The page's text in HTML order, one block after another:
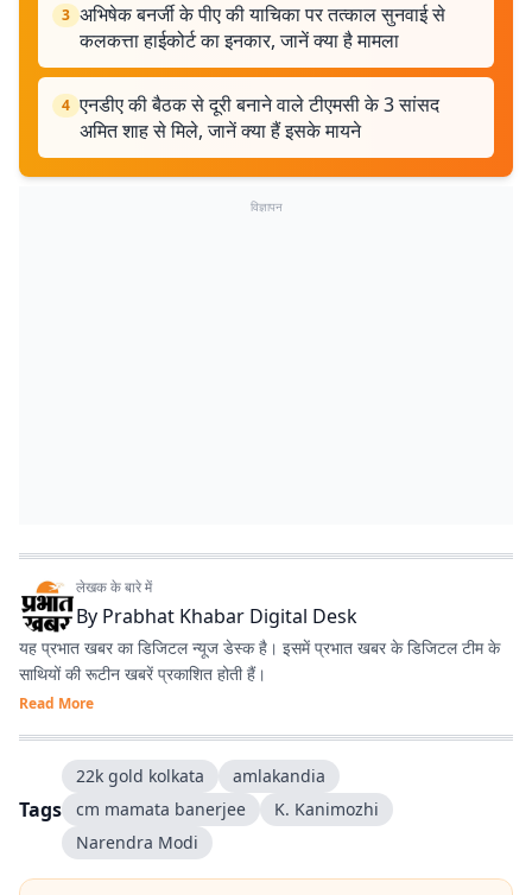
3 अभिषेक बनर्जी के पीए की याचिका पर तत्काल सुनवाई से
कलकत्ता हाईकोर्ट का इनकार, जानें क्या है मामला
4 एनडीए की बैठक से दूरी बनाने वाले टीएमसी के 3 सांसद
अमित शाह से मिले, जानें क्या हैं इसके मायने
विज्ञापन
लेखक के बारे में
By Prabhat Khabar Digital Desk
यह प्रभात खबर का डिजिटल न्यूज डेस्क है। इसमें प्रभात खबर के डिजिटल टीम के
साथियों की रूटीन खबरें प्रकाशित होती हैं।
Read More
Tags
22k gold kolkata
amlakandia
cm mamata banerjee
K. Kanimozhi
Narendra Modi